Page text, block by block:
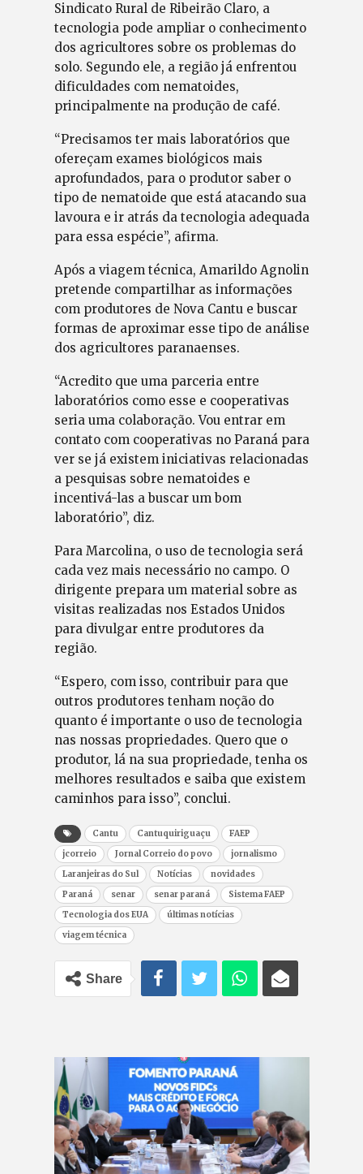
Sindicato Rural de Ribeirão Claro, a
tecnologia pode ampliar o conhecimento
dos agricultores sobre os problemas do
solo. Segundo ele, a região já enfrentou
dificuldades com nematoides,
principalmente na produção de café.
“Precisamos ter mais laboratórios que
ofereçam exames biológicos mais
aprofundados, para o produtor saber o
tipo de nematoide que está atacando sua
lavoura e ir atrás da tecnologia adequada
para essa espécie”, afirma.
Após a viagem técnica, Amarildo Agnolin
pretende compartilhar as informações
com produtores de Nova Cantu e buscar
formas de aproximar esse tipo de análise
dos agricultores paranaenses.
“Acredito que uma parceria entre
laboratórios como esse e cooperativas
seria uma colaboração. Vou entrar em
contato com cooperativas no Paraná para
ver se já existem iniciativas relacionadas
a pesquisas sobre nematoides e
incentivá-las a buscar um bom
laboratório”, diz.
Para Marcolina, o uso de tecnologia será
cada vez mais necessário no campo. O
dirigente prepara um material sobre as
visitas realizadas nos Estados Unidos
para divulgar entre produtores da
região.
“Espero, com isso, contribuir para que
outros produtores tenham noção do
quanto é importante o uso de tecnologia
nas nossas propriedades. Quero que o
produtor, lá na sua propriedade, tenha os
melhores resultados e saiba que existem
caminhos para isso”, conclui.
Cantu Cantuquiriguaçu
FAEP
jcorreio
Jornal Correio do povo
jornalismo
Laranjeiras do Sul
Notícias
novidades
Paraná
senar senar paraná
Sistema FAEP
Tecnologia dos EUA
últimas notícias
viagem técnica
Share